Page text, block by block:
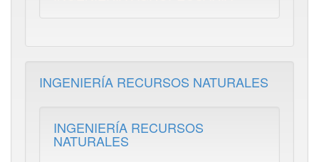
INGENIERÍA RECURSOS NATURALES
INGENIERÍA RECURSOS
NATURALES